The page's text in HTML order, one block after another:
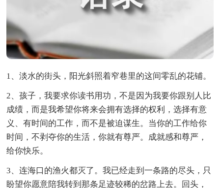
1、淡水的街头，阳光斜照着窄巷里的这间零乱的花铺。
2、孩子，我要求你读书用功，不是因为我要你跟别人比
成绩，而是我希望你将来会拥有选择的权利，选择有意
义、有时间的工作，而不是被迫谋生。当你的工作给你
时间，不剥夺你的生活，你就有尊严。成就感和尊严，
给你快乐。
3、连海口的渔火都灭了。我已经走到一条路的尽头，只
盼望你愿意陪我转到那条足迹较稀的岔路上去。回头，